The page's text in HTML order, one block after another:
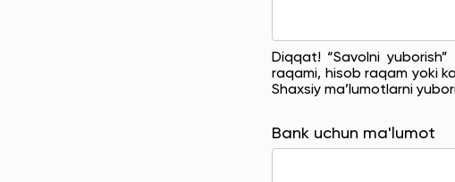
Diqqat! “Savolni
raqami, hisob raqam yoki
Shaxsiy ma’lumotlarni
Bank uchun ma'lumot